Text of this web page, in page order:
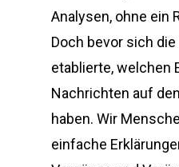
Analysen, ohne ein
Doch bevor sich
etablierte, welchen
Nachrichten auf
haben. Wir
einfache